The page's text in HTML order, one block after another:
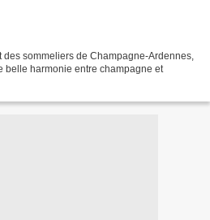
sommeliers de Champagne-Ardennes,
belle harmonie entre champagne et